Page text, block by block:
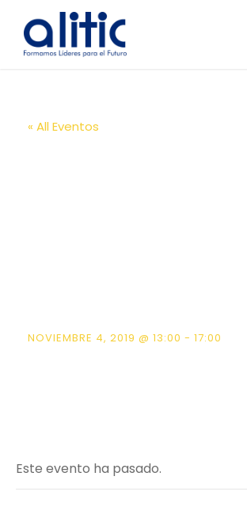
« All Eventos
NOVIEMBRE 4, 2019 @ 13:00 - 17:00
Este evento ha pasado.